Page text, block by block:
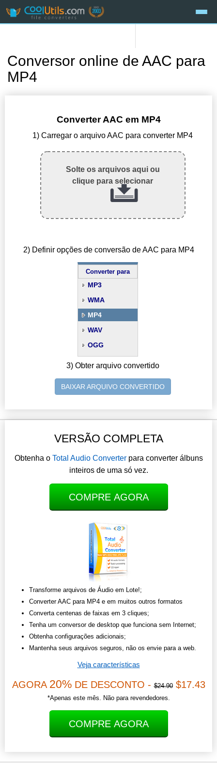
Conversor online de AAC para
MP4
Converter AAC em MP4
1) Carregar o arquivo AAC para converter MP4
Solte os arquivos aqui ou
clique para selecionar
2) Definir opções de conversão de AAC para MP4
Converter para
MP3
WMA
MP4
WAV
OGG
3) Obter arquivo convertido
BAIXAR ARQUIVO CONVERTIDO
VERSÃO COMPLETA
Obtenha o Total Audio Converterpara converter álbuns
inteiros de uma só vez.
COMPRE AGORA
Transforme arquivos de Áudio em Lote!;
Converter AAC para MP4 e em muitos outros formatos
Converta centenas de faixas em 3 cliques;
Tenha um conversor de desktop que funciona sem Internet;
Obtenha configurações adicionais;
Mantenha seus arquivos seguros, não os envie para a web.
Veja características
AGORA 20%DE DESCONTO -$24.90$17.43
*Apenas este mês. Não para revendedores.
COMPRE AGORA